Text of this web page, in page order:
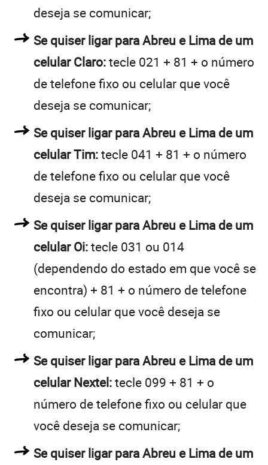
deseja se comunicar;
Se quiser ligar para Abreu e Lima de um
celular Claro:tecle 021 + 81 + o número
de telefone fixo ou celular que você
deseja se comunicar;
Se quiser ligar para Abreu e Lima de um
celular Tim:tecle 041 + 81 + o número
de telefone fixo ou celular que você
deseja se comunicar;
Se quiser ligar para Abreu e Lima de um
celular Oi:tecle 031 ou 014
(dependendo do estado em que você se
encontra) + 81 + o número de telefone
fixo ou celular que você deseja se
comunicar;
Se quiser ligar para Abreu e Lima de um
celular Nextel:tecle 099 + 81 + o
número de telefone fixo ou celular que
você deseja se comunicar;
Se quiser ligar para Abreu e Lima de um